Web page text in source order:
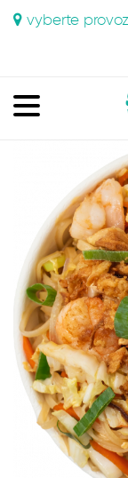
vyberte